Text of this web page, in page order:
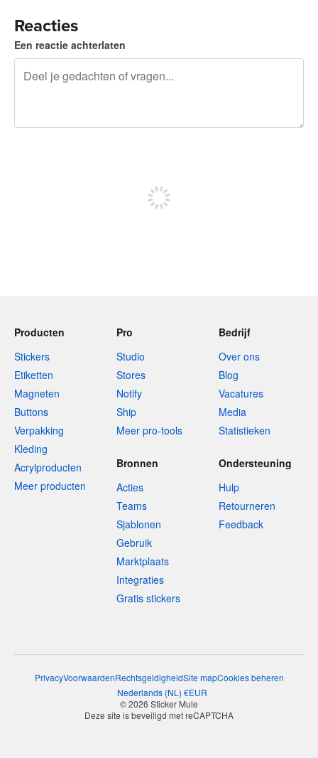
Reacties
Een reactie achterlaten
Producten
Stickers
Etiketten
Magneten
Buttons
Verpakking
Kleding
Acrylproducten
Meer producten
Pro
Studio
Stores
Notify
Ship
Meer pro-tools
Bedrijf
Over ons
Blog
Vacatures
Media
Statistieken
Bronnen
Acties
Teams
Sjablonen
Gebruik
Marktplaats
Integraties
Gratis stickers
Ondersteuning
Hulp
Retourneren
Feedback
PrivacyVoorwaardenRechtsgeldigheidSite mapCookies beheren
Nederlands(NL ) €EUR
© 2026 Sticker Mule
Deze site is beveiligd met reCAPTCHA